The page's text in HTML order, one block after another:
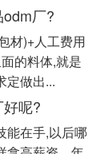
厂?
材)+人工费用
的料体,就是
定做出...
呢?
能在手,以后哪